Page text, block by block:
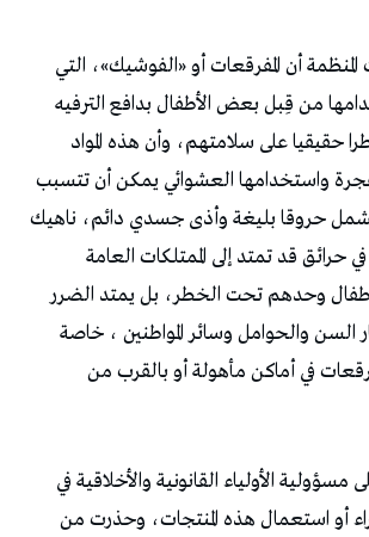
المنظمة أن المفرقعات أو «الفوشيك»، التي
من قِبل بعض الأطفال بدافع الترفيه
حقيقيا على سلامتهم، وأن هذه المواد
واستخدامها العشوائي يمكن أن تتسبب
حروقا بليغة وأذى جسدي دائم، ناهيك
حرائق قد تمتد إلى الممتلكات العامة
وحدهم تحت الخطر، بل يمتد الضرر
السن والحوامل وسائر المواطنين ، خاصة
في أماكن مأهولة أو بالقرب من
مسؤولية الأولياء القانونية والأخلاقية في
أو استعمال هذه المنتجات، وحذرت من